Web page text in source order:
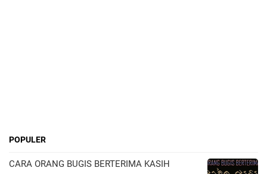
POPULER
CARA ORANG BUGIS BERTERIMA KASIH